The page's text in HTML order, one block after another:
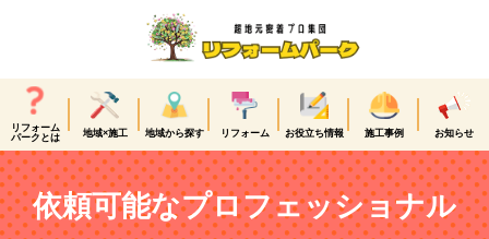
リフォーム
パークとは
地域×施工 地域から探す リフォーム お役立ち情報 施工事例 お知らせ
依頼可能なプロフェッショナル